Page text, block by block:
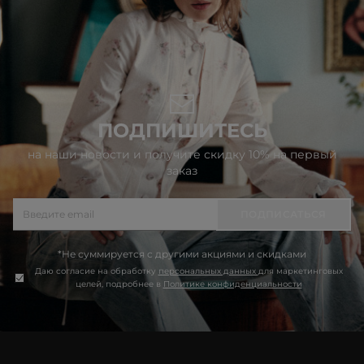
ПОДПИШИТЕСЬ
на наши новости и получите скидку 10% на первый
заказ
*Не суммируется с другими акциями и скидками
Даю согласие на обработку персональных данных для маркетинговых
целей, подробнее в Политике конфиденциальности